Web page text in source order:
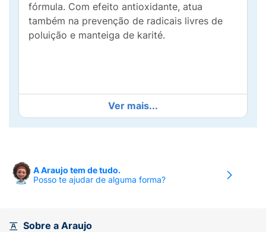
fórmula. Com efeito antioxidante, atua
também na prevenção de radicais livres de
poluição e manteiga de karité.
contorno dos lábios começando pelo arco do
cupido e pela linha inferior dos lábios.
O batom líquido da Bauny é multifuncional e
Ver mais...
A Araujo tem de tudo.
Posso te ajudar de alguma forma?
Sobre a Araujo